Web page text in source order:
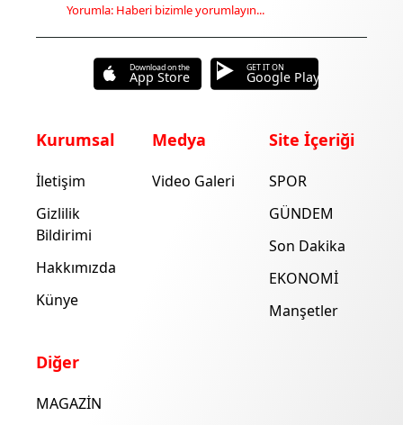
Yorumla: Haberi bizimle yorumlayın...
Download on the
App Store
GET IT ON
Google Play
Kurumsal
İletişim
Gizlilik
Bildirimi
Hakkımızda
Künye
Medya
Video Galeri
Site İçeriği
SPOR
GÜNDEM
Son Dakika
EKONOMİ
Manşetler
Diğer
MAGAZİN